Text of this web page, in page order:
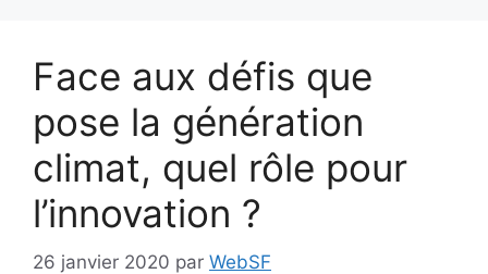
Face aux défis que
pose la génération
climat, quel rôle pour
l’innovation ?
26 janvier 2020 par WebSF